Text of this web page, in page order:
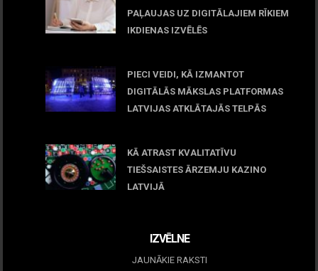
PAĻAUJAS UZ DIGITĀLAJIEM RĪKIEM
IKDIENAS IZVĒLĒS
PIECI VEIDI, KĀ IZMANTOT
DIGITĀLĀS MĀKSLAS PLATFORMAS
LATVIJAS ATKLĀTAJĀS TELPĀS
KĀ ATRAST KVALITATĪVU
TIEŠSAISTES ĀRZEMJU KAZINO
LATVIJĀ
IZVĒLNE
JAUNĀKIE RAKSTI